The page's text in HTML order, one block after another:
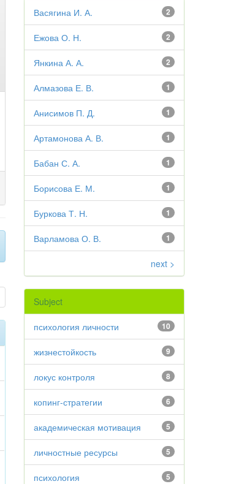
2
Васягина И. А.
2
Ежова О. Н.
2
Янкина А. А.
1
Алмазова Е. В.
1
Анисимов П. Д.
1
Артамонова А. В.
1
Бабан С. А.
1
Борисова Е. М.
1
Буркова Т. Н.
1
Варламова О. В.
next >
Subject
10
психология личности
9
жизнестойкость
8
локус контроля
6
копинг-стратегии
5
академическая мотивация
5
личностные ресурсы
5
психология